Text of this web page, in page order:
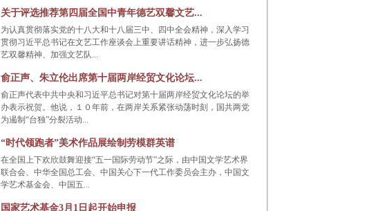
关于评选推荐第四届全国中青年德艺双馨文艺...
为认真贯彻落实党的十八大和十八届三中、四中全会精神，深入学习
贯彻习近平总书记在文艺工作座谈会上重要讲话精神，进一步弘扬德
艺双馨精神、加强文艺队...
俞正声、朱立伦出席第十届两岸经贸文化论坛...
俞正声代表中共中央和习近平总书记对第十届两岸经贸文化论坛的举
办表示祝贺。他说，１０年前，在两岸关系紧张动荡时刻，国共两党
为遏制“台独”分裂活动...
“时代领跑者”美术作品展绘制劳模群英谱
在全国上下欢欣鼓舞迎接“五一国际劳动节”之际，由中国文学艺术界
联合会、中华全国总工会、中国关心下一代工作委员会主办，中国文
学艺术基金会、中国五...
国家艺术基金3月1日起开始申报